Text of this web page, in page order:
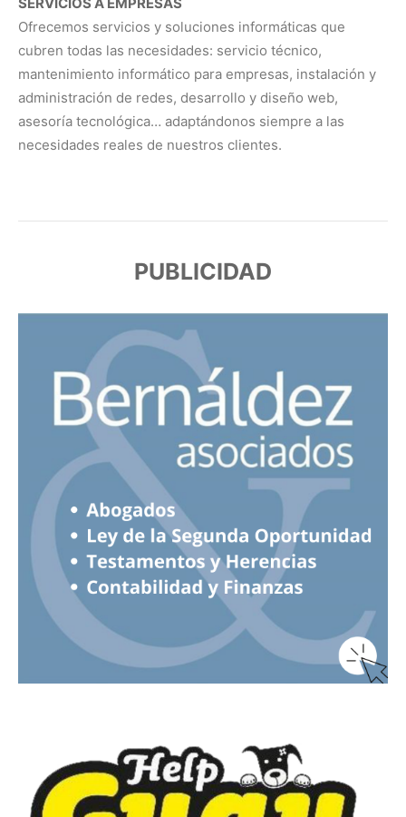
Ofrecemos servicios y soluciones informáticas que
cubren todas las necesidades: servicio técnico,
mantenimiento informático para empresas, instalación y
administración de redes, desarrollo y diseño web,
asesoría tecnológica… adaptándonos siempre a las
necesidades reales de nuestros clientes.
PUBLICIDAD